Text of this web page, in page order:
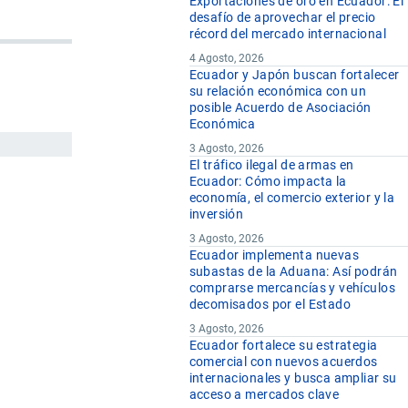
desafío de aprovechar el precio
récord del mercado internacional
4 Agosto, 2026
Ecuador y Japón buscan fortalecer
su relación económica con un
posible Acuerdo de Asociación
Económica
3 Agosto, 2026
El tráfico ilegal de armas en
Ecuador: Cómo impacta la
economía, el comercio exterior y la
inversión
3 Agosto, 2026
Ecuador implementa nuevas
subastas de la Aduana: Así podrán
comprarse mercancías y vehículos
decomisados por el Estado
3 Agosto, 2026
Ecuador fortalece su estrategia
comercial con nuevos acuerdos
internacionales y busca ampliar su
acceso a mercados clave